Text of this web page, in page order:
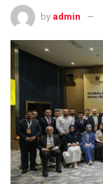
by admin